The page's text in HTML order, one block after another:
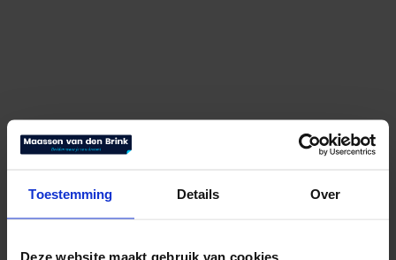
Toestemming Details Over
Deze website maakt gebruik van cookies